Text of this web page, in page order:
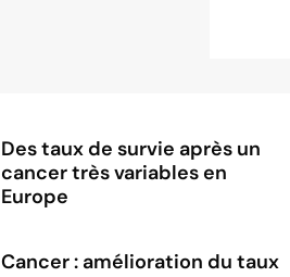
Des taux de survie après un
cancer très variables en
Europe
Cancer : amélioration du taux